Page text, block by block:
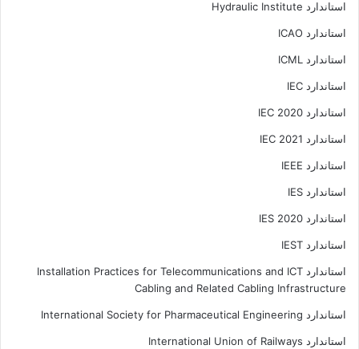
استاندارد Hydraulic Institute
استاندارد ICAO
استاندارد ICML
استاندارد IEC
استاندارد IEC 2020
استاندارد IEC 2021
استاندارد IEEE
استاندارد IES
استاندارد IES 2020
استاندارد IEST
استاندارد Installation Practices for Telecommunications and ICT
Cabling and Related Cabling Infrastructure
استاندارد International Society for Pharmaceutical Engineering
استاندارد International Union of Railways